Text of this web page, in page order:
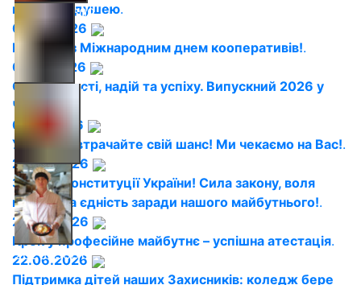
2026050609
2026050610
2026050611
2026050612
не старіє душею.
03.07.2026
Вітаємо із Міжнародним днем кооперативів!.
02.07.2026
Свято юності, надій та успіху. Випускний 2026 у
ЧКФК!.
01.07.2026
Увага! Не втрачайте свій шанс! Ми чекаємо на Вас!.
28.06.2026
З Днем Конституції України! Сила закону, воля
народу та єдність заради нашого майбутнього!.
26.06.2026
Крок у професійне майбутнє – успішна атестація.
22.06.2026
Підтримка дітей наших Захисників: коледж бере